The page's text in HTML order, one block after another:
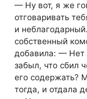
— Ну вот, я же
отговаривать
и
собственный
добавила: — Нет
забыл, что сбил
его содержать?
тогда, и отдала